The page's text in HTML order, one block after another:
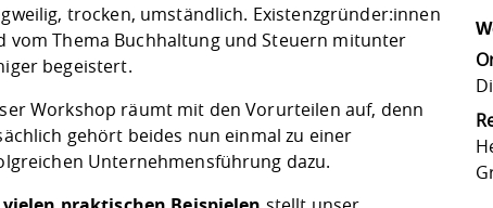
trocken, umständlich. Existenzgründer:innen
vom Thema Buchhaltung und Steuern mitunter
begeistert.
Workshop räumt mit den Vorurteilen auf, denn
gehört beides nun einmal zu einer
Unternehmensführung dazu.